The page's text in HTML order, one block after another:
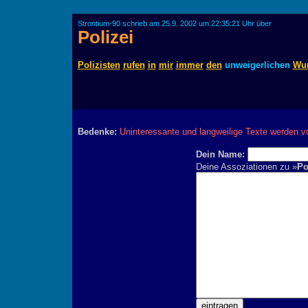
Strontium-90 schrieb am 25.9. 2002 um 22:35:21 Uhr über
Polizei
Polizisten rufen in mir immer denunweigerlichen
Bedenke: Uninteressante und langweilige Texte werden
Dein Name:
Deine Assoziationen zu »